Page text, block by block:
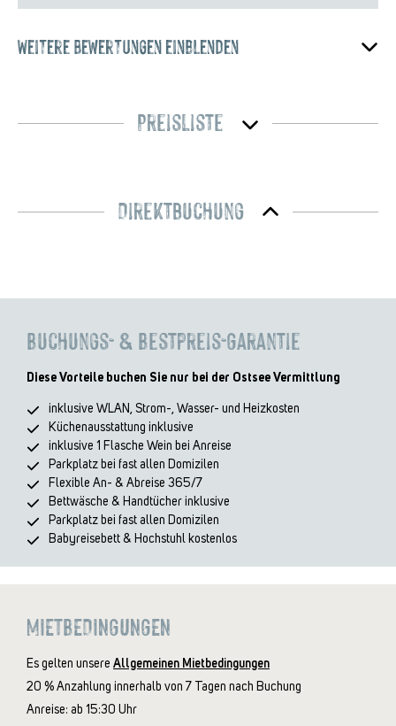
Weitere Bewertungen einblenden
Preisliste
Direktbuchung
Buchungs- & Bestpreis-Garantie
Diese Vorteile buchen Sie nur bei der Ostsee Vermittlung
inklusive WLAN, Strom-, Wasser- und Heizkosten
Küchenausstattung inklusive
inklusive 1 Flasche Wein bei Anreise
Parkplatz bei fast allen Domizilen
Flexible An- & Abreise 365/7
Bettwäsche & Handtücher inklusive
Parkplatz bei fast allen Domizilen
Babyreisebett & Hochstuhl kostenlos
MIETBEDINGUNGEN
Es gelten unsere Allgemeinen Mietbedingungen
20 % Anzahlung innerhalb von 7 Tagen nach Buchung
Anreise: ab 15:30 Uhr